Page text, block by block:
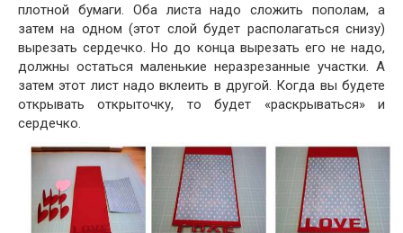
плотной бумаги. Оба листа надо сложить пополам, а
затем на одном (этот слой будет располагаться снизу)
вырезать сердечко. Но до конца вырезать его не надо,
должны остаться маленькие неразрезанные участки. А
затем этот лист надо вклеить в другой. Когда вы будете
открывать открыточку, то будет «раскрываться» и
сердечко.